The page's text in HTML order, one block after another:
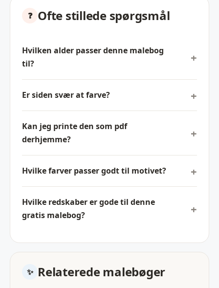
Ofte stillede spørgsmål
Hvilken alder passer denne malebog
til?
Er siden svær at farve?
Kan jeg printe den som pdf
derhjemme?
Hvilke farver passer godt til motivet?
Hvilke redskaber er gode til denne
gratis malebog?
Relaterede malebøger